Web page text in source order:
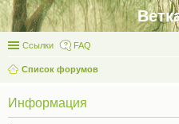
Ссылки FAQ
Список форумов
Информация